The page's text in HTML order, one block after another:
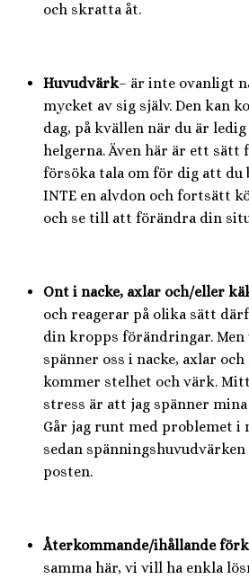
och skratta åt.
Huvudvärk– är inte ovanligt
mycket av sig själv. Den kan
dag, på kvällen när du är
helgerna. Även här är ett
försöka tala om för dig att du
INTE en alvdon och fortsätt
och se till att förändra din
Ont i nacke, axlar och/eller
och reagerar på olika sätt
din kropps förändringar. Men
spänner oss i nacke, axlar
kommer stelhet och värk.
stress är att jag spänner
Går jag runt med problemet i
sedan
posten.
Återkommande/ihållande
samma här, vi vill ha enkla